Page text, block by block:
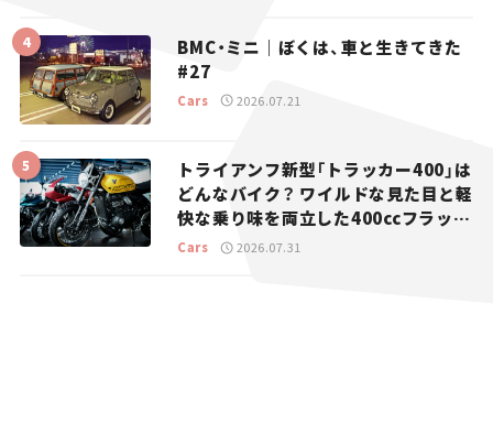
BMC・ミニ｜ぼくは、車と生きてきた
#27
Cars 2026.07.21
トライアンフ新型「トラッカー400」は
どんなバイク？ ワイルドな見た目と軽
快な乗り味を両立した400ccフラット
トラッカー【試乗レビュー】
Cars 2026.07.31